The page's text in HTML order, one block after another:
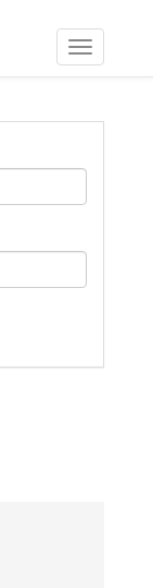
Toggle